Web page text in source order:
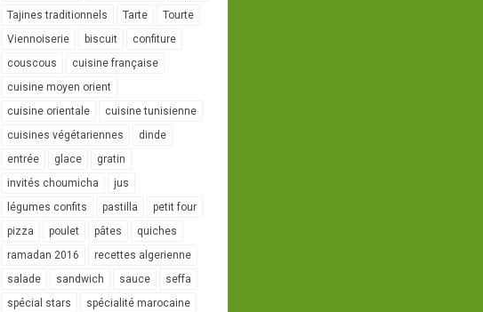
Tajines traditionnels
Tarte
Tourte
Viennoiserie
biscuit
confiture
couscous
cuisine française
cuisine moyen orient
cuisine orientale
cuisine tunisienne
cuisines végétariennes
dinde
entrée
glace
gratin
invités choumicha
jus
légumes confits
pastilla
petit four
pizza
poulet pâtes
quiches
ramadan 2016
recettes algerienne
salade
sandwich sauce
seffa
spécial stars
spécialité marocaine